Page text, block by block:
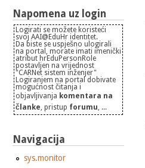
Napomena uz login
Logirati se možete koristeći
svoj AAI@EduHr identitet.
Da biste se uspješno ulogirali
na portal, morate imati imenički
atribut hrEduPersonRole
postavljen na vrijednost
"CARNet sistem inženjer"
Logiranjem na portal dobivate
mogućnost čitanja i
objavljivanja komentara na
članke, pristup forumu, ...
Navigacija
sys.monitor